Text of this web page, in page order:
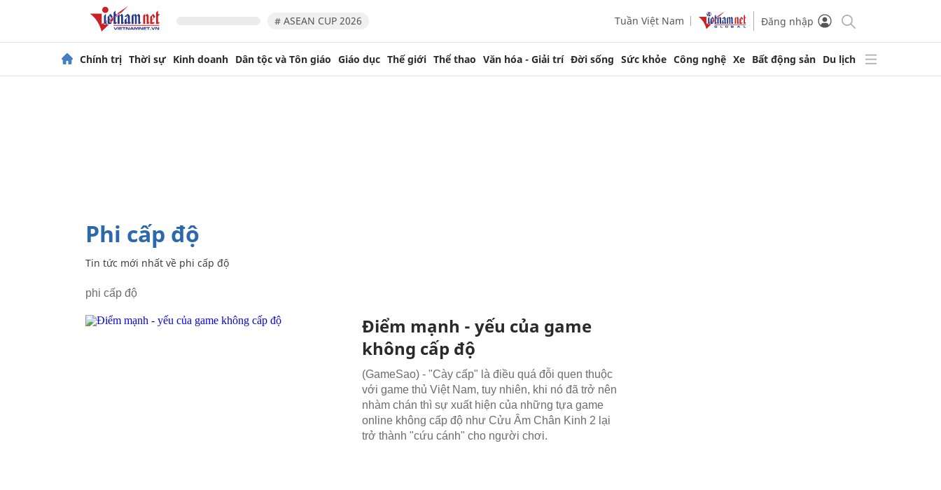
# ASEAN CUP 2026 Tuần Việt Nam Đăng nhập
Chính trị Thời sự Kinh doanh Dân tộc và Tôn giáo Giáo dục Thế giới Thể thao Văn hóa - Giải trí Đời sống Sức khỏe Công nghệ Xe Bất động sản Du lịch
phi cấp độ
Tin tức mới nhất về phi cấp độ
phi cấp độ
Điểm mạnh - yếu của game
không cấp độ
(GameSao) - "Cày cấp" là điều quá đỗi quen thuộc
với game thủ Việt Nam, tuy nhiên, khi nó đã trở nên
nhàm chán thì sự xuất hiện của những tựa game
online không cấp độ như Cửu Âm Chân Kinh 2 lại
trở thành "cứu cánh" cho người chơi.